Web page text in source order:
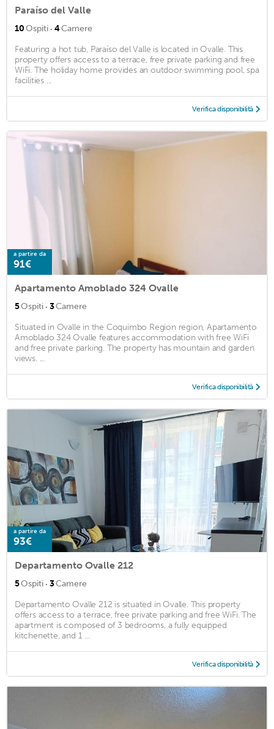
Paraíso del Valle
10Ospiti · 4Camere
Featuring a hot tub, Paraíso del Valle is located in Ovalle. This
property offers access to a terrace, free private parking and free
WiFi. The holiday home provides an outdoor swimming pool, spa
facilities ...
Verifica disponibilità
a partire da
91€
Apartamento Amoblado 324 Ovalle
5Ospiti · 3Camere
Situated in Ovalle in the Coquimbo Region region, Apartamento
Amoblado 324 Ovalle features accommodation with free WiFi
and free private parking. The property has mountain and garden
views. ...
Verifica disponibilità
a partire da
93€
Departamento Ovalle 212
5Ospiti · 3Camere
Departamento Ovalle 212 is situated in Ovalle. This property
offers access to a terrace, free private parking and free WiFi. The
apartment is composed of 3 bedrooms, a fully equipped
kitchenette, and 1 ...
Verifica disponibilità